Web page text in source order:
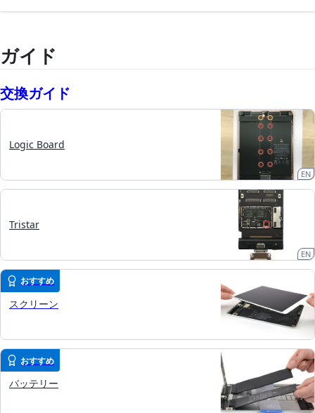
ガイド
交換ガイド
Logic Board
EN
Tristar
EN
おすすめ
スクリーン
おすすめ
バッテリー